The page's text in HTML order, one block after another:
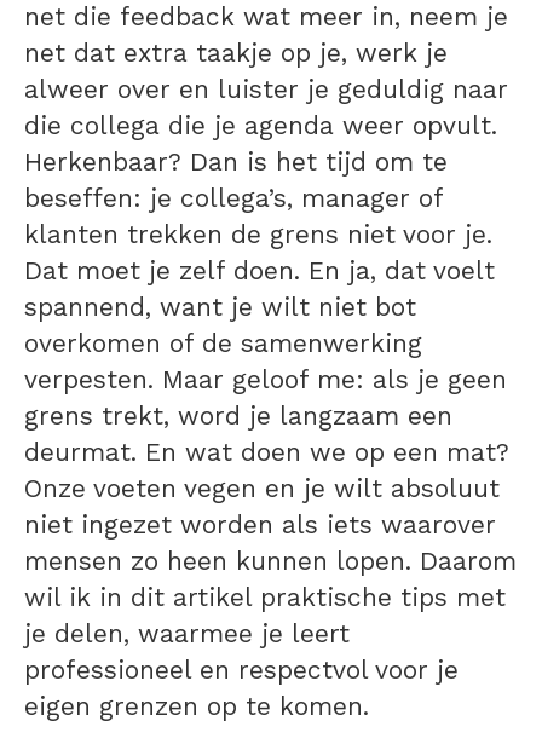
net die feedback wat meer in, neem je
net dat extra taakje op je, werk je
alweer over en luister je geduldig naar
die collega die je agenda weer opvult.
Herkenbaar? Dan is het tijd om te
beseffen: je collega’s, manager of
klanten trekken de grens niet voor je.
Dat moet je zelf doen. En ja, dat voelt
spannend, want je wilt niet bot
overkomen of de samenwerking
verpesten. Maar geloof me: als je geen
grens trekt, word je langzaam een
deurmat. En wat doen we op een mat?
Onze voeten vegen en je wilt absoluut
niet ingezet worden als iets waarover
mensen zo heen kunnen lopen. Daarom
wil ik in dit artikel praktische tips met
je delen, waarmee je leert
professioneel en respectvol voor je
eigen grenzen op te komen.